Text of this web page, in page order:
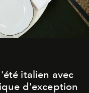
italien avec
d'exception